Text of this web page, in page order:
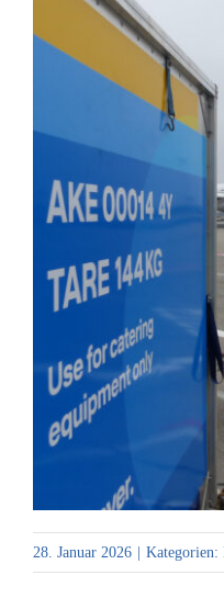
28. Januar 2026 Kategorien: